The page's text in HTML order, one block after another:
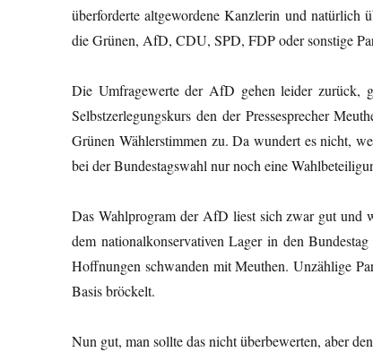
überforderte altgewordene Kanzlerin und natürlich
die Grünen, AfD, CDU, SPD, FDP oder sonstige
Die Umfragewerte der AfD gehen leider zurück,
Selbstzerlegungskurs den der Pressesprecher
Grünen Wählerstimmen zu. Da wundert es nicht,
bei der Bundestagswahl nur noch eine
Das Wahlprogram der AfD liest sich zwar gut und
dem nationalkonservativen Lager in den
Hoffnungen schwanden mit Meuthen. Unzählige
Basis bröckelt.
Nun gut, man sollte das nicht überbewerten, aber